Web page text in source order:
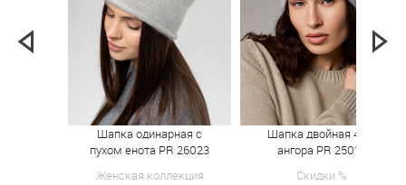
Шапка одинарная с
пухом енота PR 26023
Женская коллекция
Шапка двойная 40%
ангора PR 25017
Скидки %